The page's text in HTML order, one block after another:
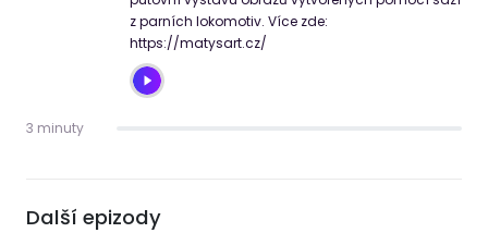
z parních lokomotiv. Více zde:
https://matysart.cz/
3 minuty
Další epizody